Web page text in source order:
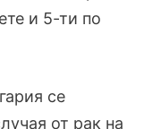
и 5-ти по
се
от рак на